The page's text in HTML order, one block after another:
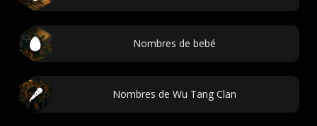
Nombres de bebé
Nombres de Wu Tang Clan